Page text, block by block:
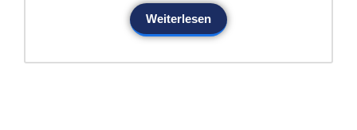
Weiterlesen